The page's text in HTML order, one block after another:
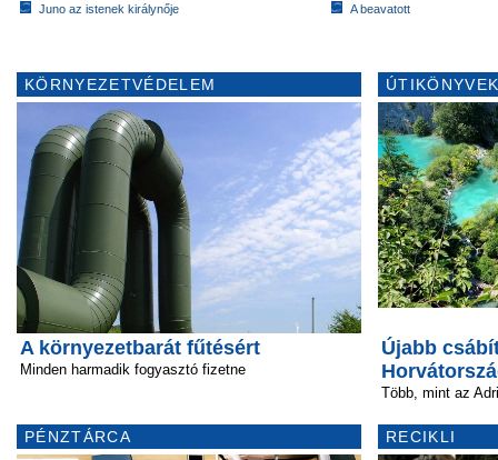
Juno az istenek királynője
A beavatott
KÖRNYEZETVÉDELEM
A környezetbarát fűtésért
Minden harmadik fogyasztó fizetne
PÉNZTÁRCA
Újabb
Több, mint az
RECIKLI